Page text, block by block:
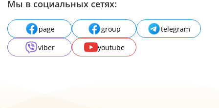
Мы в социальных сетях:
page group
telegram
viber
youtube